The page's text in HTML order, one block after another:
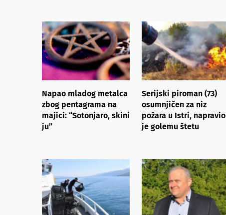
Napao mladog metalca
zbog pentagrama na
majici: “Sotonjaro, skini
ju”
Serijski piroman (73)
osumnjičen za niz
požara u Istri, napravio
je golemu štetu